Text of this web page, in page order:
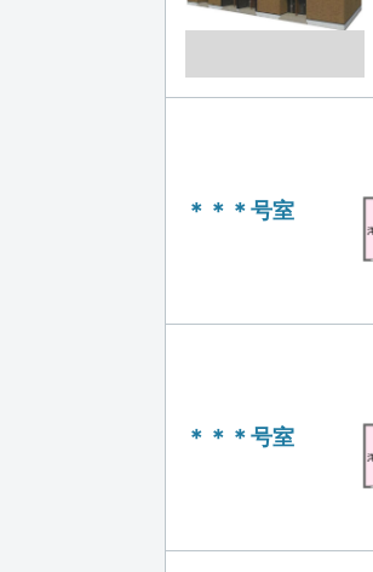
＊＊＊号室
＊＊＊号室